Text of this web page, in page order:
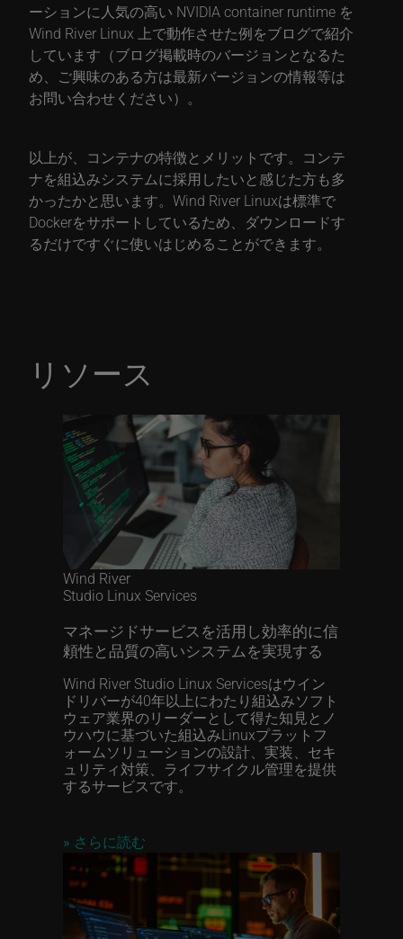
ーションに人気の高い NVIDIA container runtime を
Wind River Linux 上で動作させた例をブログで紹介
しています（ブログ掲載時のバージョンとなるた
め、ご興味のある方は最新バージョンの情報等は
お問い合わせください）。
以上が、コンテナの特徴とメリットです。コンテ
ナを組込みシステムに採用したいと感じた方も多
かったかと思います。Wind River Linuxは標準で
Dockerをサポートしているため、ダウンロードす
るだけですぐに使いはじめることができます。
リソース
Wind River
Studio Linux Services
マネージドサービスを活用し効率的に信
頼性と品質の高いシステムを実現する
Wind River Studio Linux Servicesはウイン
ドリバーが40年以上にわたり組込みソフト
ウェア業界のリーダーとして得た知見とノ
ウハウに基づいた組込みLinuxプラットフ
ォームソリューションの設計、実装、セキ
ュリティ対策、ライフサイクル管理を提供
するサービスです。
» さらに読む